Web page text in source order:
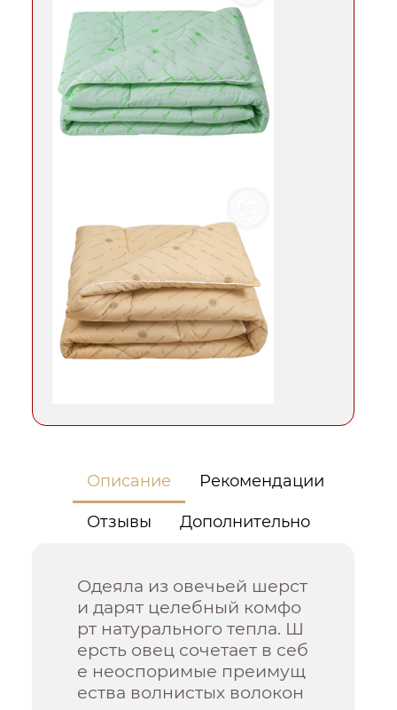
Описание Рекомендации
Отзывы Дополнительно
Одеяла из овечьей шерст
и дарят целебный комфо
рт натурального тепла. Ш
ерсть овец сочетает в себ
е неоспоримые преимущ
ества волнистых волокон